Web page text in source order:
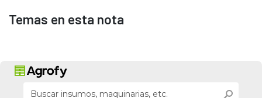
Temas en esta nota